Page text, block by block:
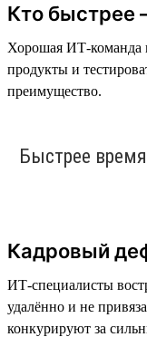
Кто быстрее
Хорошая ИТ-команда
продукты и
преимущество.
Быстрее
Кадровый
ИТ-специалисты
удалённо и не
конкурируют за